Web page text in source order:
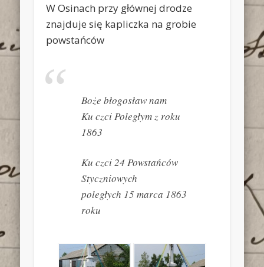
W Osinach przy głównej drodze
znajduje się kapliczka na grobie
powstańców
Boże błogosław nam
Ku czci Poległym z roku
1863
Ku czci 24 Powstańców
Styczniowych
poległych 15 marca 1863
roku